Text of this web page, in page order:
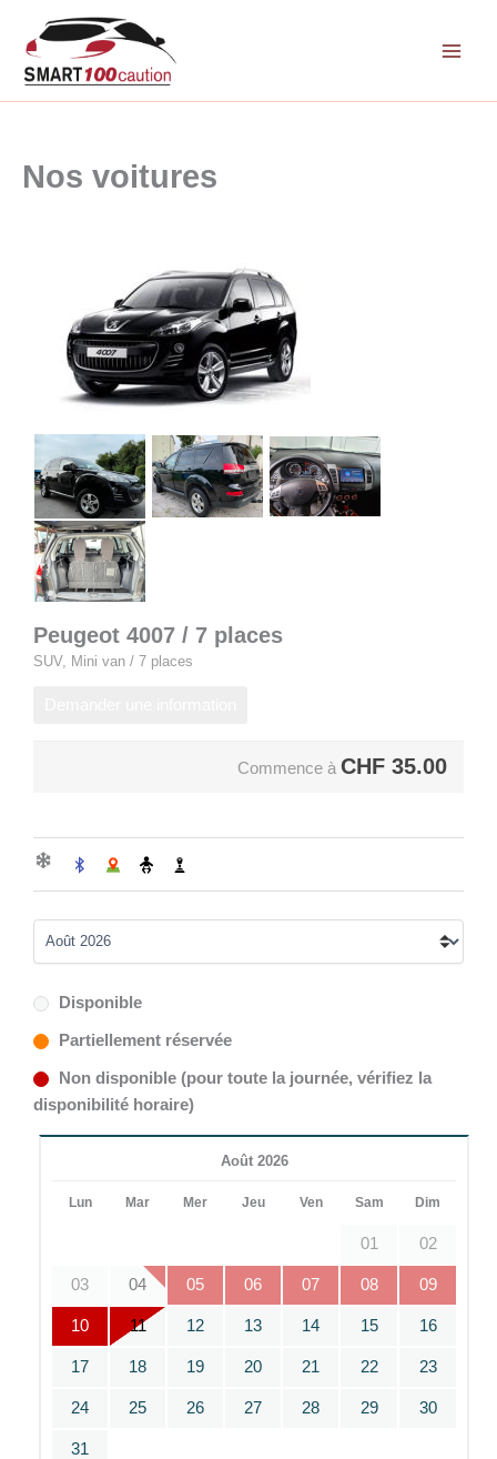
contenu
Nos voitures
Peugeot 4007 / 7 places
SUV, Mini van / 7 places
Commence à CHF 35.00
Disponible
Partiellement réservée
Non disponible (pour toute la journée, vérifiez la
disponibilité horaire)
Août 2026
Lun Mar Mer Jeu Ven Sam Dim
01 02
03 04 05 06 07 08 09
10 11 12 13 14 15 16
17 18 19 20 21 22 23
24 25 26 27 28 29 30
31